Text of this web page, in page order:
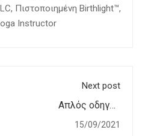
Πιστοποιημένη Birthlight™,
Instructor
Next post
Απλός οδηγός
15/09/2021